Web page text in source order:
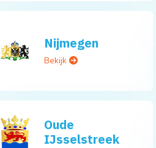
Nijmegen
Bekijk
Oude
IJsselstreek